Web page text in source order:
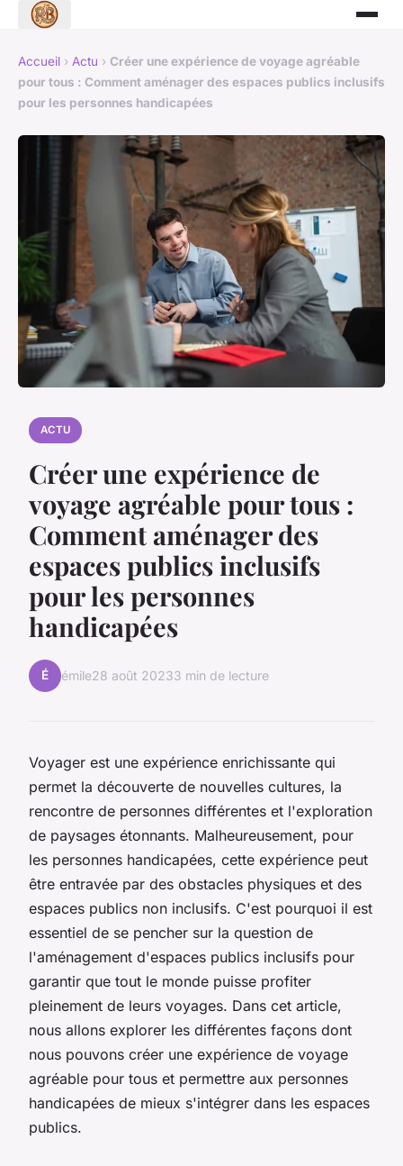
Accueil › Actu › Créer une expérience de voyage agréable
pour tous : Comment aménager des espaces publics inclusifs
pour les personnes handicapées
ACTU
Créer une expérience de
voyage agréable pour tous :
Comment aménager des
espaces publics inclusifs
pour les personnes
handicapées
É émile28 août 20233 min de lecture
Voyager est une expérience enrichissante qui
permet la découverte de nouvelles cultures, la
rencontre de personnes différentes et l'exploration
de paysages étonnants. Malheureusement, pour
les personnes handicapées, cette expérience peut
être entravée par des obstacles physiques et des
espaces publics non inclusifs. C'est pourquoi il est
essentiel de se pencher sur la question de
l'aménagement d'espaces publics inclusifs pour
garantir que tout le monde puisse profiter
pleinement de leurs voyages. Dans cet article,
nous allons explorer les différentes façons dont
nous pouvons créer une expérience de voyage
agréable pour tous et permettre aux personnes
handicapées de mieux s'intégrer dans les espaces
publics.